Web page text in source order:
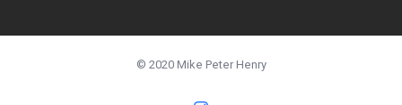
© 2020 Mike Peter Henry